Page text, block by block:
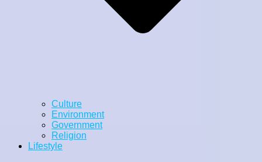
Culture
Environment
Government
Religion
Lifestyle